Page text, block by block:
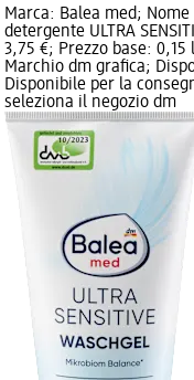
Marca: Balea med;
detergente ULTRA
3,75 €; Prezzo base: 0,15
Marchio dm grafica;
Disponibile per la
seleziona il negozio dm